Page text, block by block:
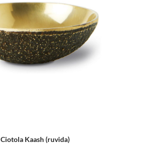
Ciotola Kaash (ruvida)